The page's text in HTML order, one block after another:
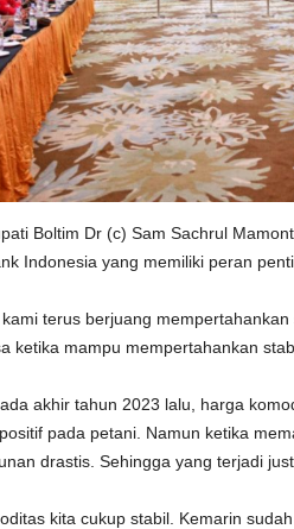
Boltim Dr (c) Sam Sachrul
Indonesia yang memiliki peran
terus berjuang
ketika mampu mempertahankan
akhir tahun 2023 lalu, harga
pada petani. Namun ketika
drastis. Sehingga yang terjadi
kita cukup stabil. Kemarin